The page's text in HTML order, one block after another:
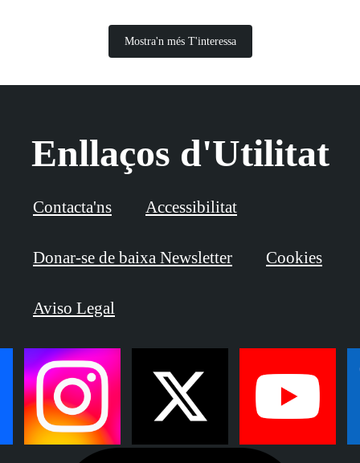
Mostra'n més T'interessa
Enllaços d'Utilitat
Contacta'ns Accessibilitat
Donar-se de baixa Newsletter Cookies
Aviso Legal